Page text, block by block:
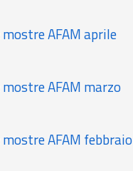
AFAM aprile
AFAM marzo
AFAM febbraio